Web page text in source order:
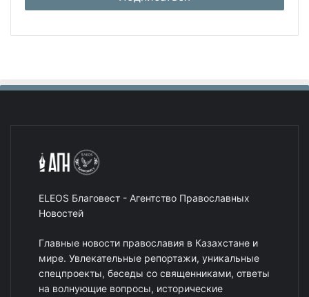
ELEOS Благовест - Агентство Православных
Новостей
Главные новости православия в Казахстане и
мире. Увлекательные репортажи, уникальные
спецпроекты, беседы со священниками, ответы
на волнующие вопросы, исторические